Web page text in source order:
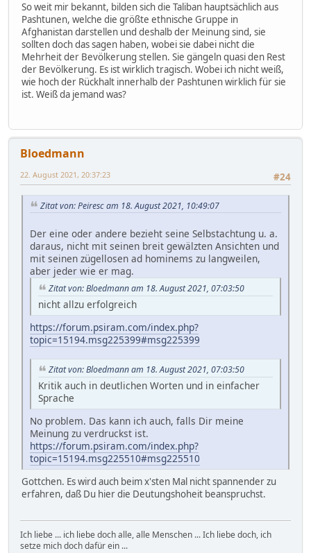
So weit mir bekannt, bilden sich die Taliban hauptsächlich aus
Pashtunen, welche die größte ethnische Gruppe in
Afghanistan darstellen und deshalb der Meinung sind, sie
sollten doch das sagen haben, wobei sie dabei nicht die
Mehrheit der Bevölkerung stellen. Sie gängeln quasi den Rest
der Bevölkerung. Es ist wirklich tragisch. Wobei ich nicht weiß,
wie hoch der Rückhalt innerhalb der Pashtunen wirklich für sie
ist. Weiß da jemand was?
Bloedmann
#24
22. August 2021, 20:37:23
Zitat von: Peiresc am 18. August 2021, 10:49:07
Der eine oder andere bezieht seine Selbstachtung u. a.
daraus, nicht mit seinen breit gewälzten Ansichten und
mit seinen zügellosen ad hominems zu langweilen,
aber jeder wie er mag.
Zitat von: Bloedmann am 18. August 2021, 07:03:50
nicht allzu erfolgreich
https://forum.psiram.com/index.php?
topic=15194.msg225399#msg225399
Zitat von: Bloedmann am 18. August 2021, 07:03:50
Kritik auch in deutlichen Worten und in einfacher
Sprache
No problem. Das kann ich auch, falls Dir meine
Meinung zu verdruckst ist.
https://forum.psiram.com/index.php?
topic=15194.msg225510#msg225510
Gottchen. Es wird auch beim x'sten Mal nicht spannender zu
erfahren, daß Du hier die Deutungshoheit beanspruchst.
Ich liebe ... ich liebe doch alle, alle Menschen ... Ich liebe doch, ich
setze mich doch dafür ein ...